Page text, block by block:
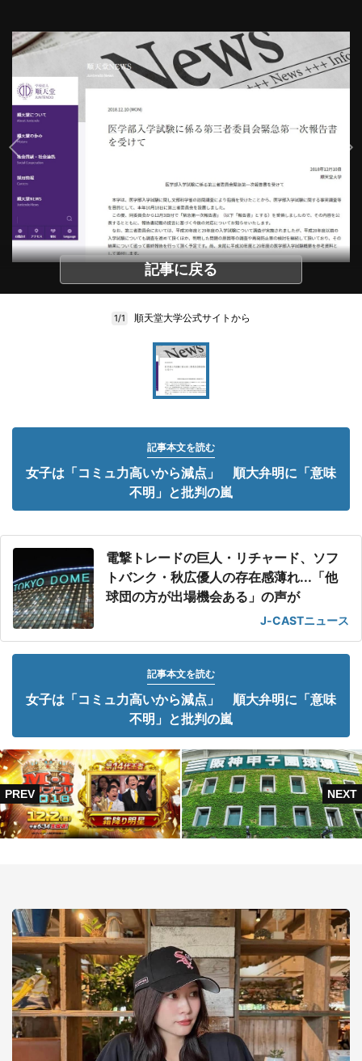
記事に戻る
1/1 順天堂大学公式サイトから
記事本文を読む
女子は「コミュ力高いから減点」 順大弁明に「意味
不明」と批判の嵐
電撃トレードの巨人・リチャード、ソフ
トバンク・秋広優人の存在感薄れ...「他
球団の方が出場機会ある」の声が
J-CASTニュース
記事本文を読む
女子は「コミュ力高いから減点」 順大弁明に「意味
不明」と批判の嵐